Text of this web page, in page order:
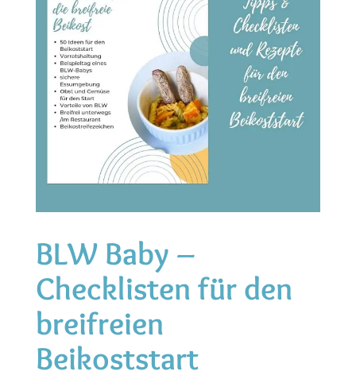
BLW Baby –
Checklisten für den
breifreien
Beikoststart